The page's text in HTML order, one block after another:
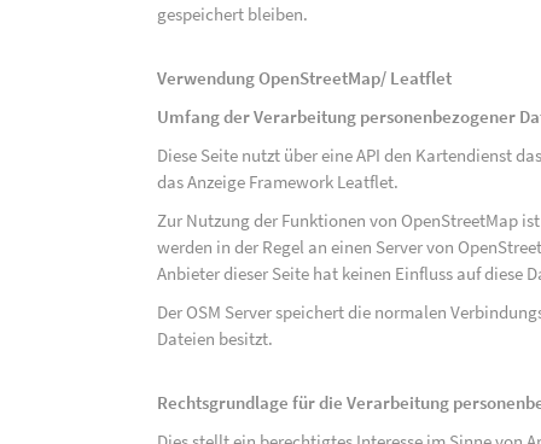
gespeichert bleiben.
Verwendung OpenStreetMap/ Leatflet
Umfang der Verarbeitung personenbezogener
Diese Seite nutzt über eine API den Kartendienst
das Anzeige Framework Leatflet.
Zur Nutzung der Funktionen von OpenStreetMap
werden in der Regel an einen Server von
Anbieter dieser Seite hat keinen Einfluss auf diese
Der OSM Server speichert die normalen
Dateien besitzt.
Rechtsgrundlage für die Verarbeitung